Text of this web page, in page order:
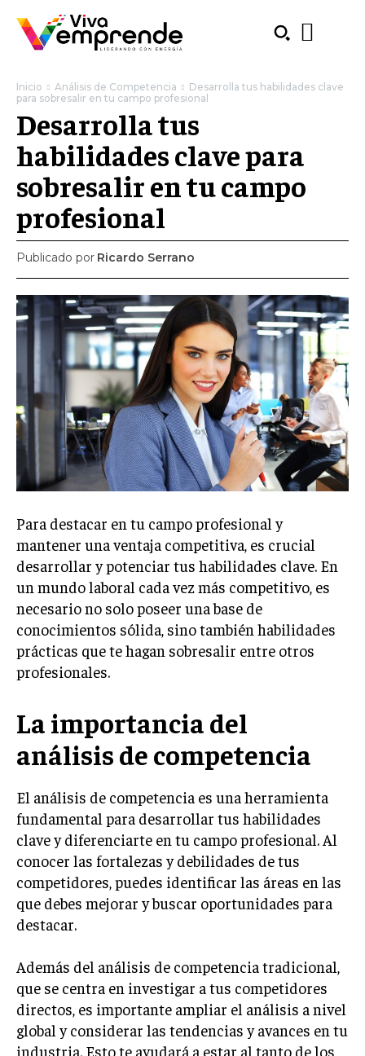
SUBSCRIBE
Welcome to Liberty Case
We have a curated list of the most noteworthy news from all
across the globe. With any subscription plan, you get access
to exclusive articlesthat let you stay ahead of the curve.
Your Profile
LIFESTYLE
ESTRATEGIAS DE MARKETING
AGENCIAS DE MARKETING
AGENCIAS DE POSICIONAMIENTO WEB SEO
VENTA DE ENLACES
MARKETING DIGITAL
VENTAS Y PERSUASIÓN
GESTIÓN DE PRODUCTOS
COMUNICACIÓN CORPORATIVA
Inicio Análisis de Competencia
Desarrolla tus habilidades clave
para sobresalir en tu campo profesional
Desarrolla tus
habilidades clave para
sobresalir en tu campo
profesional
Publicado por Ricardo Serrano
Para destacar en tu campo profesional y
mantener una ventaja competitiva, es crucial
desarrollar y potenciar tus habilidades clave. En
un mundo laboral cada vez más competitivo, es
necesario no solo poseer una base de
conocimientos sólida, sino también habilidades
prácticas que te hagan sobresalir entre otros
profesionales.
La importancia del
análisis de competencia
El análisis de competencia es una herramienta
fundamental para desarrollar tus habilidades
clave y diferenciarte en tu campo profesional. Al
conocer las fortalezas y debilidades de tus
competidores, puedes identificar las áreas en las
que debes mejorar y buscar oportunidades para
destacar.
Además del análisis de competencia tradicional,
que se centra en investigar a tus competidores
directos, es importante ampliar el análisis a nivel
global y considerar las tendencias y avances en tu
industria. Esto te ayudará a estar al tanto de los